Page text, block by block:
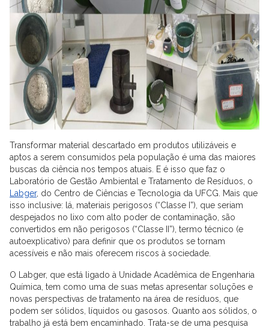
Transformar material descartado em produtos utilizáveis e
aptos a serem consumidos pela população é uma das maiores
buscas da ciência nos tempos atuais. E é isso que faz o
Laboratório de Gestão Ambiental e Tratamento de Resíduos, o
Labger, do Centro de Ciências e Tecnologia da UFCG. Mais que
isso inclusive: lá, materiais perigosos (“Classe I”), que seriam
despejados no lixo com alto poder de contaminação, são
convertidos em não perigosos (“Classe II”), termo técnico (e
autoexplicativo) para definir que os produtos se tornam
acessíveis e não mais oferecem riscos à sociedade.
O Labger, que está ligado à Unidade Acadêmica de Engenharia
Química, tem como uma de suas metas apresentar soluções e
novas perspectivas de tratamento na área de resíduos, que
podem ser sólidos, líquidos ou gasosos. Quanto aos sólidos, o
trabalho já está bem encaminhado. Trata-se de uma pesquisa